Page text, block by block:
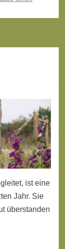
ist eine
Jahr. Sie
überstanden